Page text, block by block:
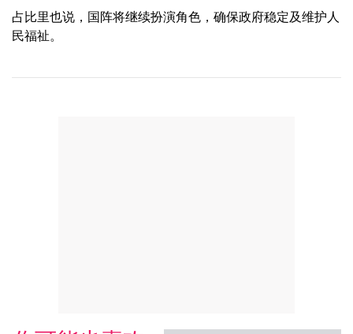
占比里也说，国阵将继续扮演角色，确保政府稳定及维护人
民福祉。